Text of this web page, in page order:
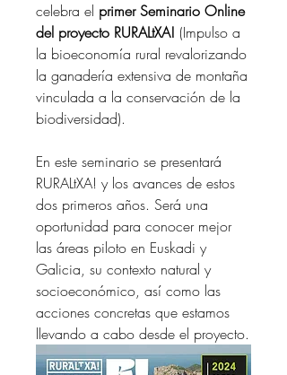
celebra el primer Seminario Online
del proyecto RURALtXA! (Impulso a
la bioeconomía rural revalorizando
la ganadería extensiva de montaña
vinculada a la conservación de la
biodiversidad).
En este seminario se presentará
RURALtXA! y los avances de estos
dos primeros años. Será una
oportunidad para conocer mejor
las áreas piloto en Euskadi y
Galicia, su contexto natural y
socioeconómico, así como las
acciones concretas que estamos
llevando a cabo desde el proyecto.